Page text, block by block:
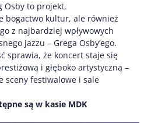
Osby to projekt,
bogactwo kultur, ale również
z najbardziej wpływowych
jazzu – Grega Osby’ego.
sprawia, że koncert staje się
i głęboko artystyczną –
sceny festiwalowe i sale
są w kasie MDK